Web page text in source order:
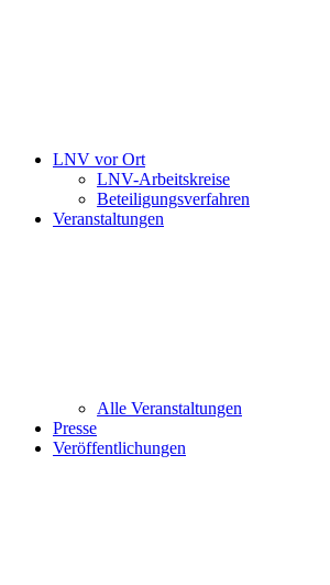
LNV vor Ort
LNV-Arbeitskreise
Beteiligungsverfahren
Veranstaltungen
Alle Veranstaltungen
Presse
Veröffentlichungen